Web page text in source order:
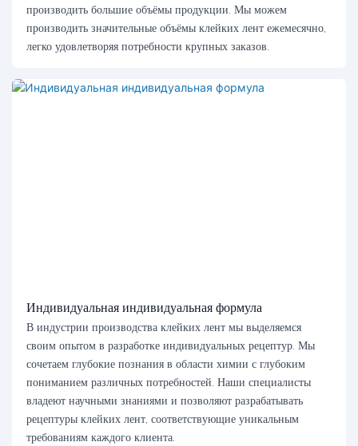
производить большие объёмы продукции. Мы можем
производить значительные объёмы клейких лент ежемесячно,
легко удовлетворяя потребности крупных заказов.
Индивидуальная индивидуальная формула
В индустрии производства клейких лент мы выделяемся
своим опытом в разработке индивидуальных рецептур. Мы
сочетаем глубокие познания в области химии с глубоким
пониманием различных потребностей. Наши специалисты
владеют научными знаниями и позволяют разрабатывать
рецептуры клейких лент, соответствующие уникальным
требованиям каждого клиента.